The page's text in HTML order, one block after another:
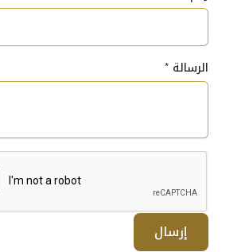
الرسالة *
إرسال